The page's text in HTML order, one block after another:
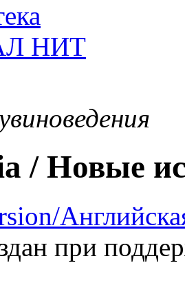
НИТ
/ Новые
при